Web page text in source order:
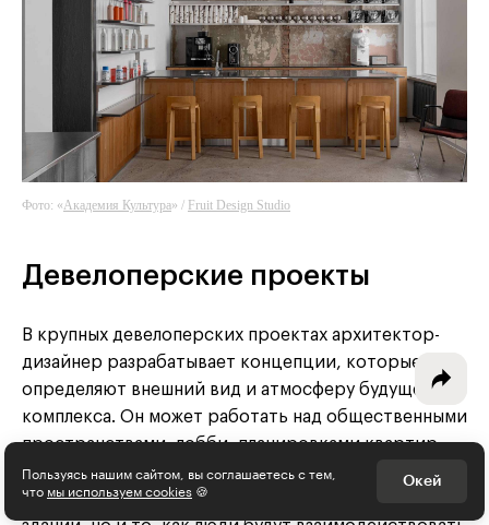
Фото: «Академия Культура» / Fruit Design Studio
Девелоперские проекты
В крупных девелоперских проектах архитектор-
дизайнер разрабатывает концепции, которые
определяют внешний вид и атмосферу будущего
комплекса. Он может работать над общественными
пространствами, лобби, планировками квартир
или общей архитектурной идеей проекта. В таких
проектах важно продумать не только архитектуру
Пользуясь нашим сайтом, вы соглашаетесь с тем,
что мы используем cookies 🍪 Окей
Интересное - на почту!
Выберите тему рассылки
и получите 5 бесплатных курсов:
Дизайн
Разработка игр
Психология, общество
Маркетинг